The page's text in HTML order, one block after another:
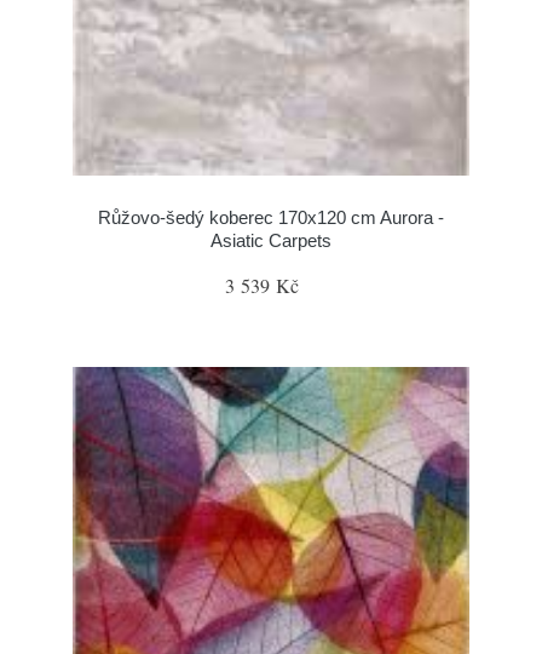
Růžovo-šedý koberec 170x120 cm Aurora -
Asiatic Carpets
3 539 Kč